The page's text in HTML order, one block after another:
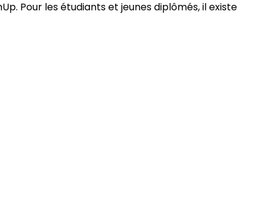
Pour les étudiants et jeunes diplômés, il existe